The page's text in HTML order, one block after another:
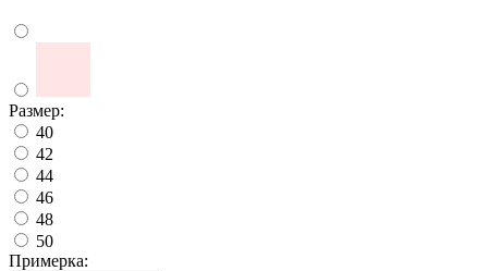
Размер:
40
42
44
46
48
50
Примерка: